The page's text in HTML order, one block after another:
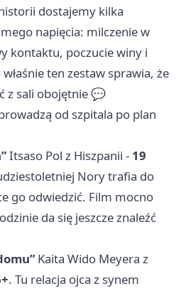
dostajemy kilka
napięcia: milczenie w
kontaktu, poczucie winy i
właśnie ten zestaw sprawia, że
z sali obojętnie 💬
od szpitala po plan
Itsaso Pol z Hiszpanii - 19
Nory trafia do
go odwiedzić. Film mocno
da się jeszcze znaleźć
Kaita Wido Meyera z
. Tu relacja ojca z synem